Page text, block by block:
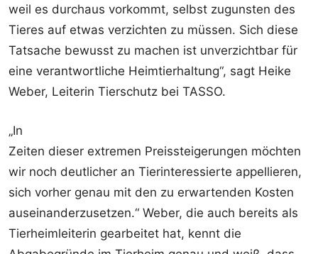
weil es durchaus vorkommt, selbst zugunsten des
Tieres auf etwas verzichten zu müssen. Sich diese
Tatsache bewusst zu machen ist unverzichtbar für
eine verantwortliche Heimtierhaltung“, sagt Heike
Weber, Leiterin Tierschutz bei TASSO.
„In
Zeiten dieser extremen Preissteigerungen möchten
wir noch deutlicher an Tierinteressierte appellieren,
sich vorher genau mit den zu erwartenden Kosten
auseinanderzusetzen.“ Weber, die auch bereits als
Tierheimleiterin gearbeitet hat, kennt die